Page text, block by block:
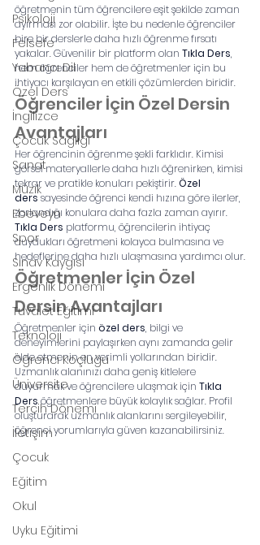
Psikoloji
Felsefe
Yabancı Dil
Özel Ders
İngilizce
Çocuk Sağlığı
Sanat
Müzik
Ebeveyn
Spor
Sınav Kaygısı
Ergenlik Dönemi
Tuvalet Eğitimi
Teknoloji
Öğrenci Koçluğu
Üniversite
Tercih Dönemi
İletişim
Çocuk
Eğitim
Okul
Uyku Eğitimi
öğretmenin tüm öğrencilere eşit şekilde zaman
ayırması zor olabilir. İşte bu nedenle öğrenciler
bire bir derslerle daha hızlı öğrenme fırsatı
yakalar. Güvenilir bir platform olan Tıkla Ders,
hem öğrenciler hem de öğretmenler için bu
ihtiyacı karşılayan en etkili çözümlerden biridir.
Öğrenciler İçin Özel Dersin
Avantajları
Her öğrencinin öğrenme şekli farklıdır. Kimisi
görsel materyallerle daha hızlı öğrenirken, kimisi
tekrar ve pratikle konuları pekiştirir. Özel
ders sayesinde öğrenci kendi hızına göre ilerler,
zorlandığı konulara daha fazla zaman ayırır.
Tıkla Ders platformu, öğrencilerin ihtiyaç
duydukları öğretmeni kolayca bulmasına ve
hedeflerine daha hızlı ulaşmasına yardımcı olur.
Öğretmenler İçin Özel
Dersin Avantajları
Öğretmenler için özel ders, bilgi ve
deneyimlerini paylaşırken aynı zamanda gelir
elde etmenin en verimli yollarından biridir.
Uzmanlık alanınızı daha geniş kitlelere
duyurmak ve öğrencilere ulaşmak için Tıkla
Ders öğretmenlere büyük kolaylık sağlar. Profil
oluşturarak uzmanlık alanlarını sergileyebilir,
öğrenci yorumlarıyla güven kazanabilirsiniz.